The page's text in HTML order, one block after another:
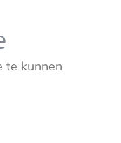
te kunnen